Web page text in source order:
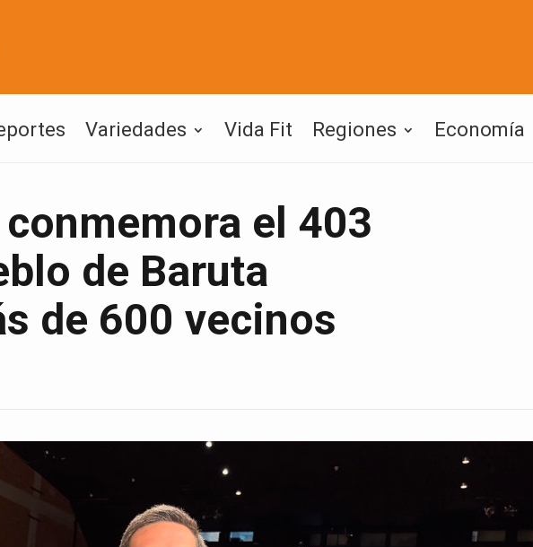
Variedades Vida Fit Regiones Economía
el 403
de Baruta
de 600 vecinos